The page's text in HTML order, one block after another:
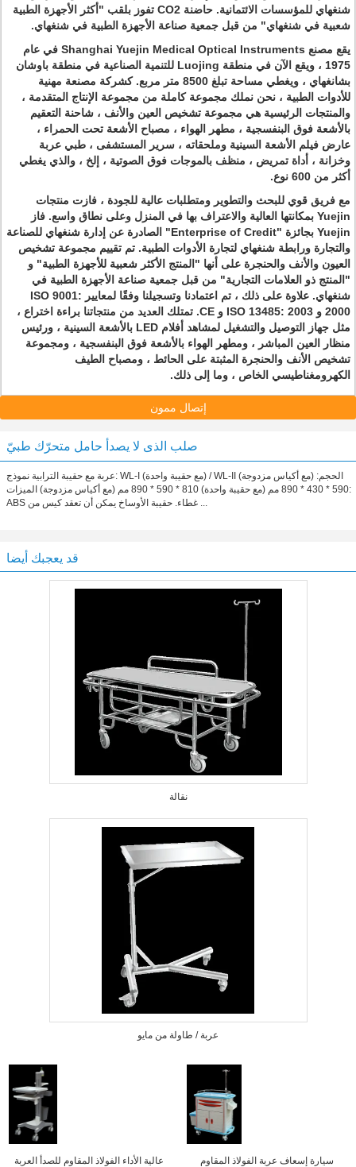
شنغهاي للمؤسسات الائتمانية. حاضنة CO2 تفوز بلقب "أكثر الأجهزة الطبية
شعبية في شنغهاي" من قبل جمعية صناعة الأجهزة الطبية في شنغهاي.
يقع مصنع Shanghai Yuejin Medical Optical Instruments
في عام
1975 ، ويقع الآن في منطقة Luojing للتنمية الصناعية في منطقة باوشان
بشانغهاي ، ويغطي مساحة تبلغ 8500 متر مربع. كشركة مصنعة مهنية
للأدوات الطبية ، نحن نملك مجموعة كاملة من مجموعة الإنتاج المتقدمة ،
والمنتجات الرئيسية هي مجموعة تشخيص العين والأنف ، شاحنة التعقيم
بالأشعة فوق البنفسجية ، مطهر الهواء ، مصباح الأشعة تحت الحمراء ،
عارض فيلم الأشعة السينية وملحقاته ، سرير المستشفى ، طبي عربة
وخزانة ، أداة تمريض ، منظف بالموجات فوق الصوتية ، إلخ ، والذي يغطي
أكثر من 600 نوع.
مع فريق قوي للبحث والتطوير ومتطلبات عالية للجودة ، فازت منتجات
Yuejin بمكانتها العالية والاعتراف بها في المنزل وعلى نطاق واسع. فاز
Yuejin بجائزة "Enterprise of Credit" الصادرة عن إدارة شنغهاي للصناعة
والتجارة ورابطة شنغهاي لتجارة الأدوات الطبية. تم تقييم مجموعة تشخيص
العيون والأنف والحنجرة على أنها "المنتج الأكثر شعبية للأجهزة الطبية" و
"المنتج ذو العلامات التجارية" من قبل جمعية صناعة الأجهزة الطبية في
شنغهاي. علاوة على ذلك ، تم اعتمادنا وتسجيلنا وفقًا لمعايير ISO 9001:
2000 و ISO 13485: 2003 و CE. تمتلك العديد من منتجاتنا براءة اختراع ،
مثل جهاز التوصيل والتشغيل لمشاهد أفلام LED بالأشعة السينية ، ورئيس
منظار العين المباشر ، ومطهر الهواء بالأشعة فوق البنفسجية ، ومجموعة
تشخيص الأنف والحنجرة المثبتة على الحائط ، ومصباح الطيف
الكهرومغناطيسي الخاص ، وما إلى ذلك.
إتصال ممون
صلب الذى لا يصدأ حامل متحرّك طبيّ
عربة مع حقيبة الترابية نموذج: WL-I (مع حقيبة واحدة) / WL-II (مع أكياس مزدوجة) الحجم:
590 * 430 * 890 مم (مع حقيبة واحدة) 810 * 590 * 890 مم (مع أكياس مزدوجة) الميزات:
ABS غطاء. حقيبة الأوساخ يمكن أن تعقد كيس من ...
قد يعجبك أيضا
نقالة
عربة / طاولة من مايو
عالية الأداء الفولاذ المقاوم للصدأ العربة
سيارة إسعاف عربة الفولاذ المقاوم